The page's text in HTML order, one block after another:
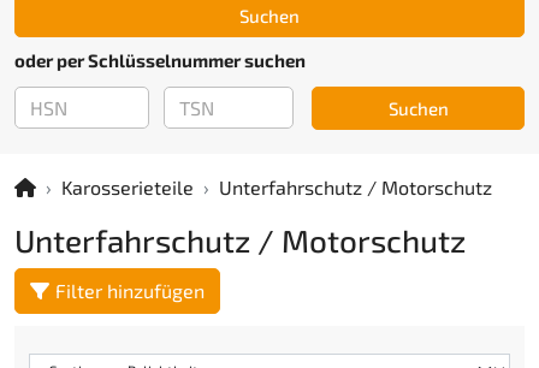
Suchen
oder per Schlüsselnummer suchen
Suchen
Karosserieteile Unterfahrschutz / Motorschutz
Unterfahrschutz / Motorschutz
Filter hinzufügen